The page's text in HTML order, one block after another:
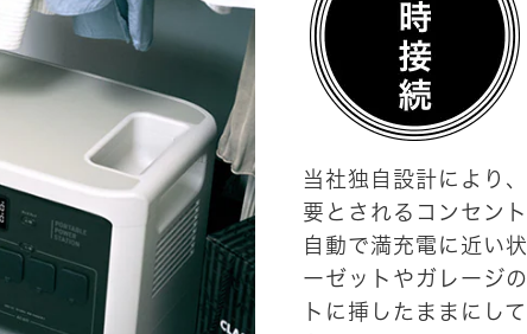
当社独自設計により
要とされるコンセン
自動で満充電に近い
ーゼットやガレージ
トに挿したままにし